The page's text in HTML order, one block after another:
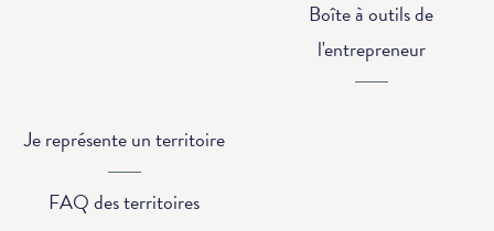
Boîte à outils de
l'entrepreneur
Je représente un territoire
FAQ des territoires